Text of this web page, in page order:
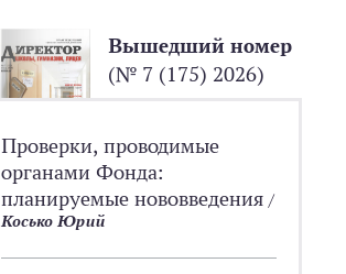
Вышедший номер
(№ 7 (175) 2026)
Проверки, проводимые
органами Фонда:
планируемые нововведения /
Косько Юрий